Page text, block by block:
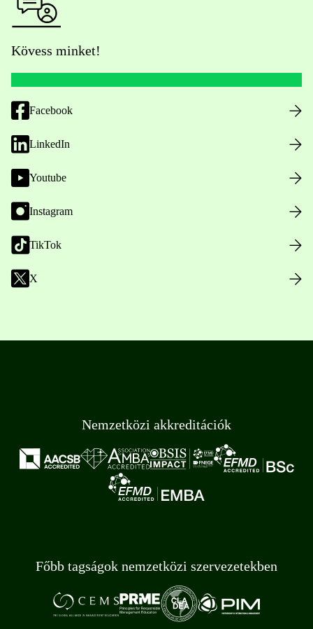
Kövess minket!
Facebook
LinkedIn
Youtube
Instagram
TikTok
X
Nemzetközi akkreditációk
Főbb tagságok nemzetközi szervezetekben